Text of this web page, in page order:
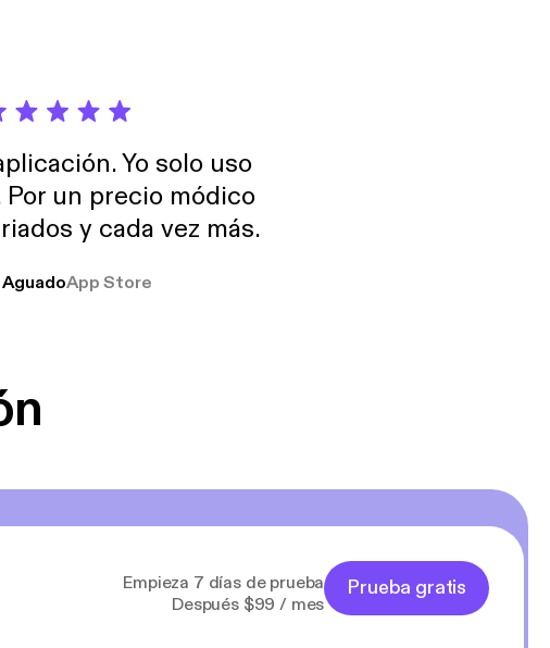
Yo solo uso
un precio módico
y cada vez más.
AguadoApp Store
Empieza 7 días de prueba
Después $99 / mes
Prueba gratis